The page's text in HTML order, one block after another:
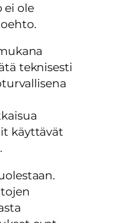
ei ole
teknisesti
käyttävät